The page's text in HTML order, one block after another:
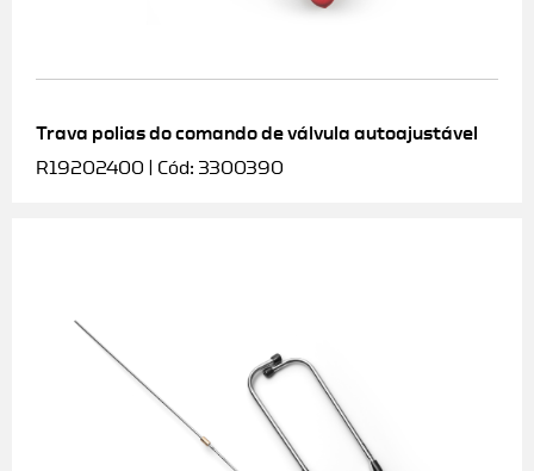
Trava polias do comando de válvula autoajustável
R19202400 | Cód: 3300390